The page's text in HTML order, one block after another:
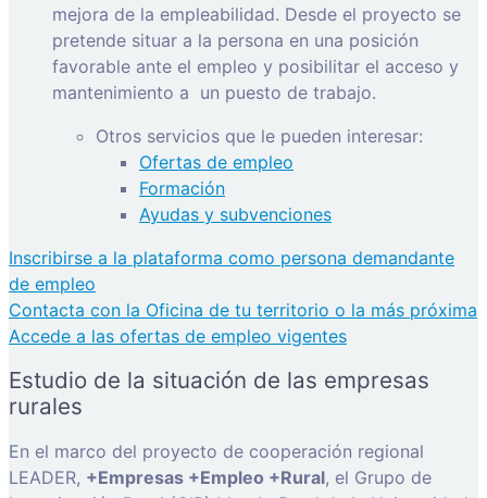
mejora de la empleabilidad. Desde el proyecto se
pretende situar a la persona en una posición
favorable ante el empleo y posibilitar el acceso y
mantenimiento a un puesto de trabajo.
Otros servicios que le pueden interesar:
Ofertas de empleo
Formación
Ayudas y subvenciones
Inscribirse a la plataforma como persona demandante
de empleo
Contacta con la Oficina de tu territorio o la más próxima
Accede a las ofertas de empleo vigentes
Estudio de la situación de las empresas
rurales
En el marco del proyecto de cooperación regional
LEADER, +Empresas +Empleo +Rural, el Grupo de